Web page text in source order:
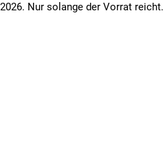
Nur solange der Vorrat reicht.